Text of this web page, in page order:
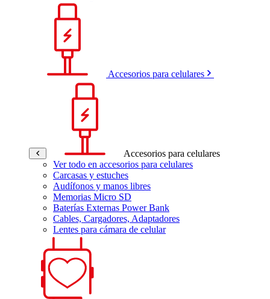
Accesorios para celulares
Accesorios para celulares
Ver todo en accesorios para celulares
Carcasas y estuches
Audífonos y manos libres
Memorias Micro SD
Baterías Externas Power Bank
Cables, Cargadores, Adaptadores
Lentes para cámara de celular